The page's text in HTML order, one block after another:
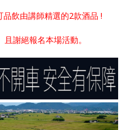
飲由講師精選的2款酒品 !
謝絕報名本場活動。